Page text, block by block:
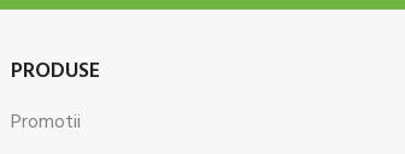
PRODUSE
Promotii